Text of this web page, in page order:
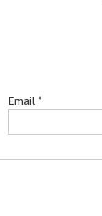
Email *